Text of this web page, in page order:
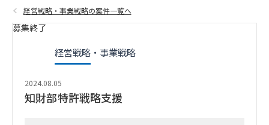
経営戦略・事業戦略の案件一覧へ
募集終了
経営戦略・事業戦略
2024.08.05
知財部特許戦略支援